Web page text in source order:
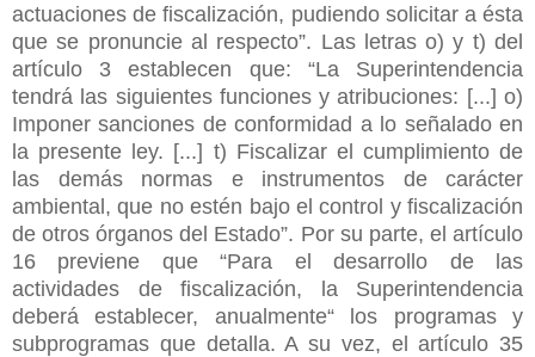
actuaciones de fiscalización, pudiendo solicitar a ésta
que se pronuncie al respecto”. Las letras o) y t) del
artículo 3 establecen que: “La Superintendencia
tendrá las siguientes funciones y atribuciones: [...] o)
Imponer sanciones de conformidad a lo señalado en
la presente ley. [...] t) Fiscalizar el cumplimiento de
las demás normas e instrumentos de carácter
ambiental, que no estén bajo el control y fiscalización
de otros órganos del Estado”. Por su parte, el artículo
16 previene que “Para el desarrollo de las
actividades de fiscalización, la Superintendencia
deberá establecer, anualmente“ los programas y
subprogramas que detalla. A su vez, el artículo 35